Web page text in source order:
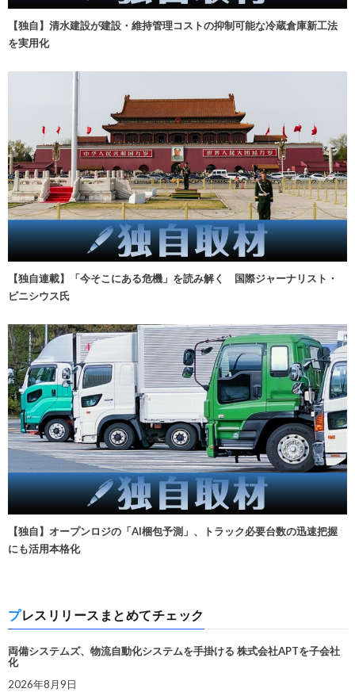
【独自】清水建設が建設・維持管理コストの抑制可能な冷蔵倉庫新工法
を実用化
【独自連載】「今そこにある危機」を読み解く 国際ジャーナリスト・
ビニシウス氏
【独自】オープンロジの「AI梱包予測」、トラック必要台数の迅速把握
にも活用本格化
プレスリリースまとめてチェック
両備システムズ、物流自動化システムを手掛ける 株式会社APTを子会社
化
2026年8月9日